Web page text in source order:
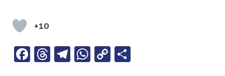
+10
Fa T
Te W
C